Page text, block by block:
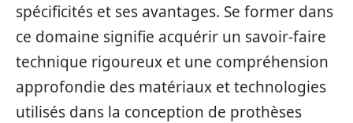
spécificités et ses avantages. Se former dans
ce domaine signifie acquérir un savoir-faire
technique rigoureux et une compréhension
approfondie des matériaux et technologies
utilisés dans la conception de prothèses